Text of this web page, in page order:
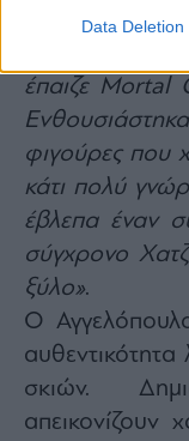
Data Deletion
και έφερε
έπαιζε Mortal
φιγούρες που
κάτι πολύ
έβλεπα έναν
σύγχρονο
ξύλο».
Ο
σκιών.
απεικονίζουν